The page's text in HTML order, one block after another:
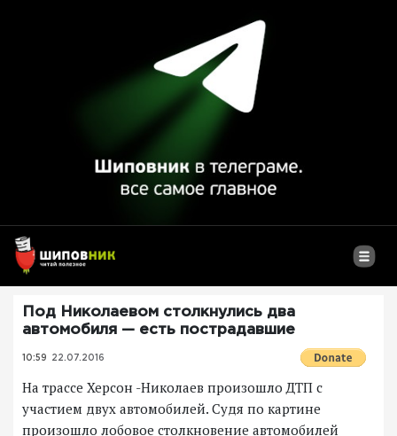
Под Николаевом столкнулись два
автомобиля — есть пострадавшие
10:59 22.07.2016
На трассе Херсон -Николаев произошло ДТП с
участием двух автомобилей. Судя по картине
произошло лобовое столкновение автомобилей